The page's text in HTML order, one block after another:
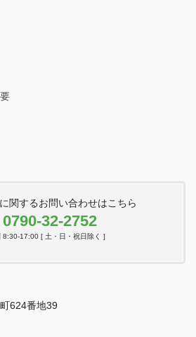
関するお問い合わせはこちら
0790-32-2752
8:30-17:00 [ 土・日・祝日除く ]
624番地39